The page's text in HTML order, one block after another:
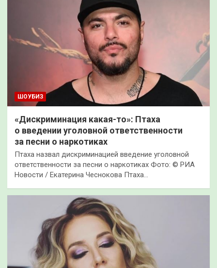
ШОУБИЗ
«Дискриминация какая-то»: Птаха
о введении уголовной ответственности
за песни о наркотиках
Птаха назвал дискриминацией введение уголовной
ответственности за песни о наркотиках Фото: © РИА
Новости / Екатерина Чеснокова Птаха…